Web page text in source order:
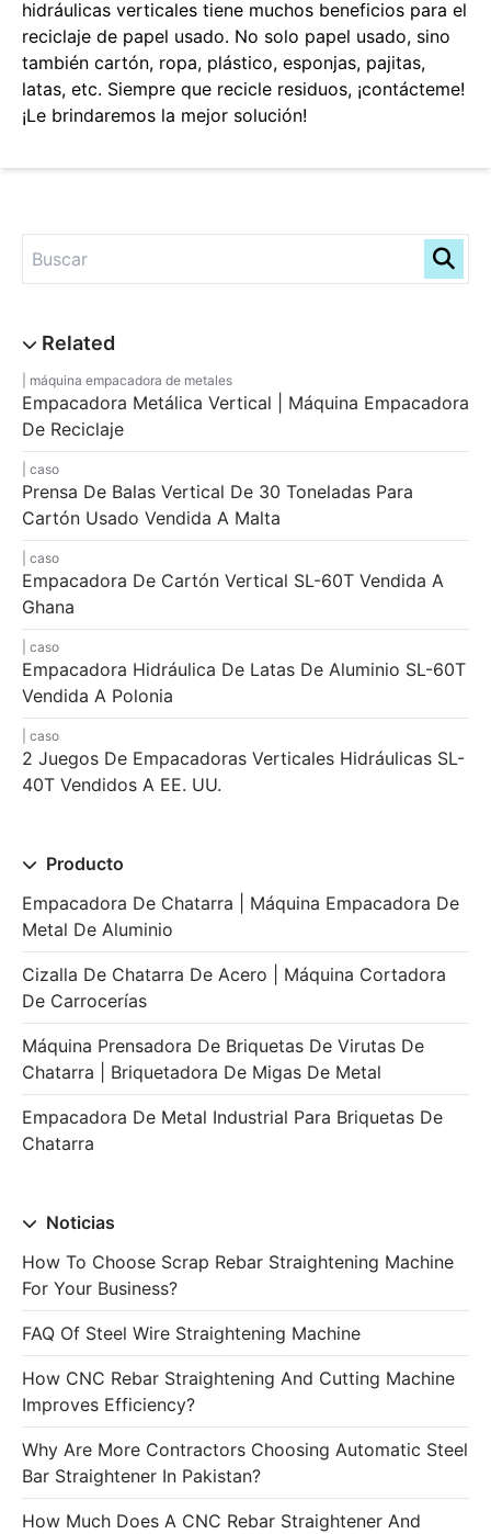
máquina empacadora de metales
Empacadora Metálica Vertical | Máquina Empacadora
De Reciclaje
caso
Prensa De Balas Vertical De 30 Toneladas Para
Cartón Usado Vendida A Malta
caso
Empacadora De Cartón Vertical SL-60T Vendida A
Ghana
caso
Empacadora Hidráulica De Latas De Aluminio SL-60T
Vendida A Polonia
caso
2 Juegos De Empacadoras Verticales Hidráulicas SL-
40T Vendidos A EE. UU.
Producto
Empacadora De Chatarra | Máquina Empacadora De
Metal De Aluminio
Cizalla De Chatarra De Acero | Máquina Cortadora
De Carrocerías
Máquina Prensadora De Briquetas De Virutas De
Chatarra | Briquetadora De Migas De Metal
Empacadora De Metal Industrial Para Briquetas De
Chatarra
Noticias
How To Choose Scrap Rebar Straightening Machine
For Your Business?
FAQ Of Steel Wire Straightening Machine
How CNC Rebar Straightening And Cutting Machine
Improves Efficiency?
Why Are More Contractors Choosing Automatic Steel
Bar Straightener In Pakistan?
How Much Does A CNC Rebar Straightener And
hidráulicas verticales tiene muchos beneficios para el
reciclaje de papel usado. No solo papel usado, sino
también cartón, ropa, plástico, esponjas, pajitas,
latas, etc. Siempre que recicle residuos, ¡contácteme!
¡Le brindaremos la mejor solución!